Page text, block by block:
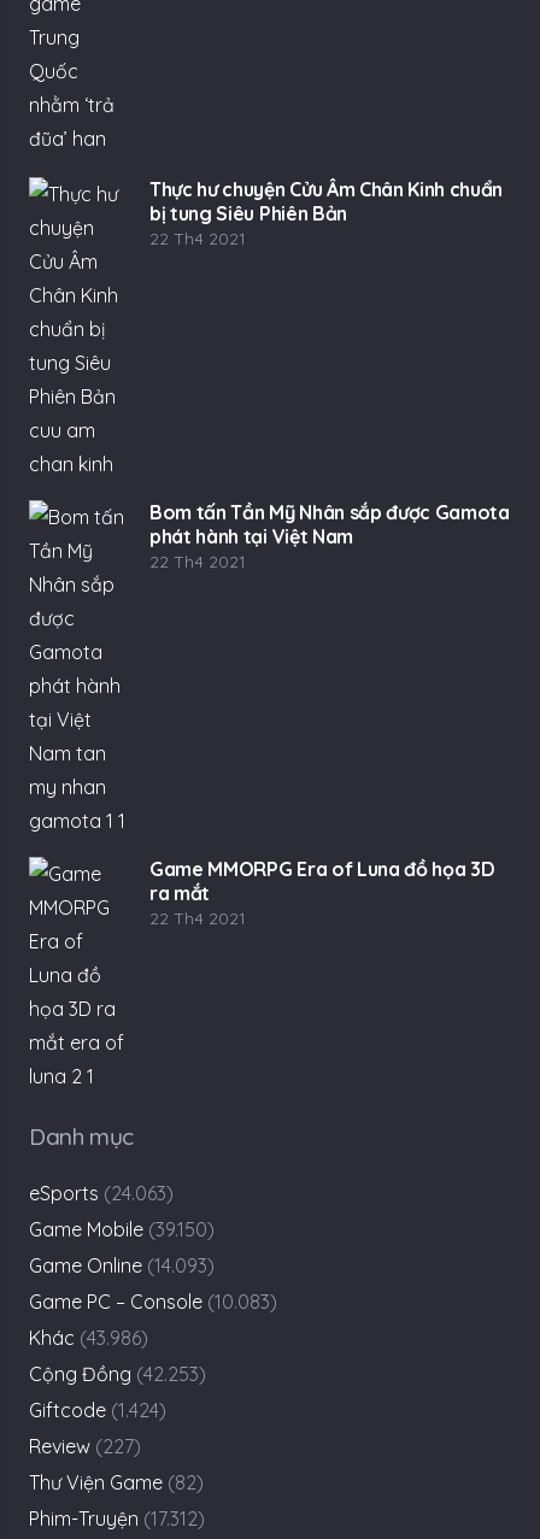
Thực hư chuyện Cửu Âm Chân Kinh chuẩn
bị tung Siêu Phiên Bản
22 Th4 2021
Bom tấn Tần Mỹ Nhân sắp được Gamota
phát hành tại Việt Nam
22 Th4 2021
Game MMORPG Era of Luna đồ họa 3D
ra mắt
22 Th4 2021
Danh mục
eSports (24.063)
Game Mobile (39.150)
Game Online (14.093)
Game PC – Console (10.083)
Khác (43.986)
Cộng Đồng (42.253)
Giftcode (1.424)
Review (227)
Thư Viện Game (82)
Phim-Truyện (17.312)